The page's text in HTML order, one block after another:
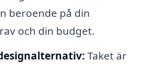
beroende på din
och din budget.
Taket är